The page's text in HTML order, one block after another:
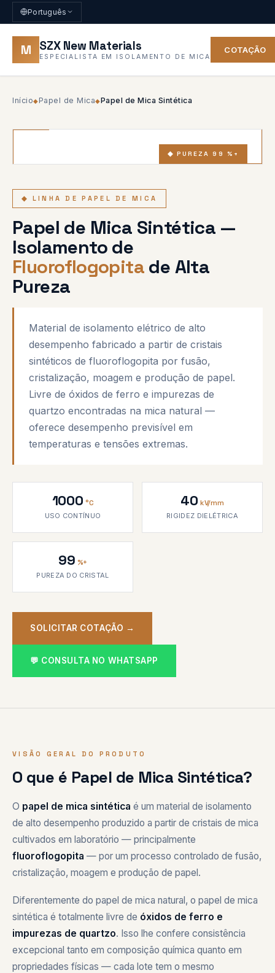
Português
M SZX New Materials
ESPECIALISTA EM ISOLAMENTO DE MICA
COTAÇÃO
Início◆Papel de Mica◆Papel de Mica Sintética
◆ PUREZA 99 %+
◆ LINHA DE PAPEL DE MICA
Papel de Mica Sintética —
Isolamento de
Fluoroflogopita de Alta
Pureza
Material de isolamento elétrico de alto
desempenho fabricado a partir de cristais
sintéticos de fluoroflogopita por fusão,
cristalização, moagem e produção de papel.
Livre de óxidos de ferro e impurezas de
quartzo encontradas na mica natural —
oferece desempenho previsível em
temperaturas e tensões extremas.
1000 °C
USO CONTÍNUO
40 kV/mm
RIGIDEZ DIELÉTRICA
99 %+
PUREZA DO CRISTAL
SOLICITAR COTAÇÃO →
💬 CONSULTA NO WHATSAPP
VISÃO GERAL DO PRODUTO
O que é Papel de Mica Sintética?
O papel de mica sintética é um material de isolamento
de alto desempenho produzido a partir de cristais de mica
cultivados em laboratório — principalmente
fluoroflogopita — por um processo controlado de fusão,
cristalização, moagem e produção de papel.
Diferentemente do papel de mica natural, o papel de mica
sintética é totalmente livre de óxidos de ferro e
impurezas de quartzo. Isso lhe confere consistência
excepcional tanto em composição química quanto em
propriedades físicas — cada lote tem o mesmo